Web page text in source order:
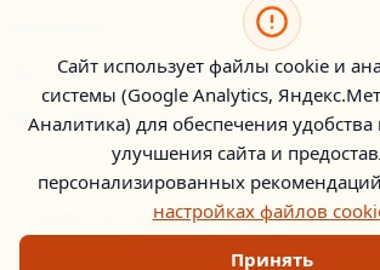
г.Минск, ул. Болеслава Берута 3Б,
b2b@kartoteka.by
Публичный договор|
Правила размещения
Политика обработки персональных
Сайт использует файлы cookie и
системы (Google Analytics,
Аналитика) для обеспечения удобства
улучшения сайта и
персонализированных
настройках файлов
Принять